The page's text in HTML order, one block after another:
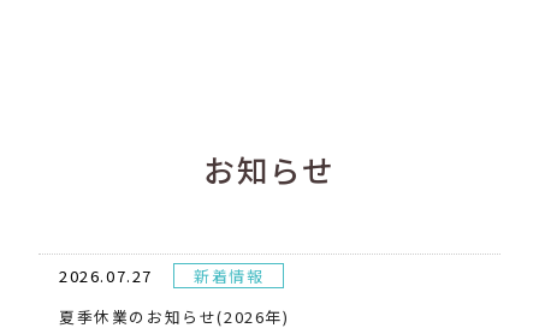
お知らせ
2026.07.27
新着情報
夏季休業のお知らせ(2026年)